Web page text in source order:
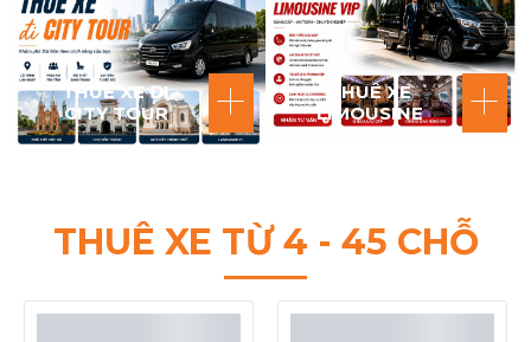
THUÊ XE ĐI
CITY TOUR
THUÊ XE
LIMOUSINE
THUÊ XE TỪ 4 - 45 CHỖ